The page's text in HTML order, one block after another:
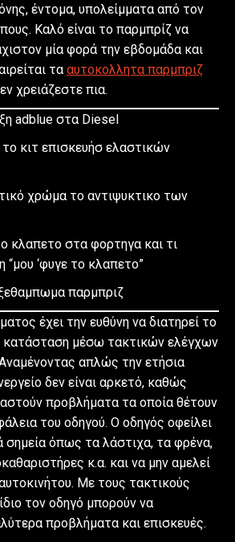
έντομα, υπολείμματα από τον
Καλό είναι το παρμπρίζ να
μία φορά την εβδομάδα και
τααυτοκολλητα παρμπριζ
χρειάζεστε πια.
adblue στα Diesel
κιτ επισκευήσ ελαστικών
χρώμα το αντιψυκτικο των
κλαπετο στα φορτηγα και τι
“μου ‘φυγε το κλαπετο”
παρμπριζ
έχει την ευθύνη να διατηρεί το
κατάσταση μέσω τακτικών ελέγχων
απλώς την ετήσια
δεν είναι αρκετό, καθώς
προβλήματα τα οποία θέτουν
του οδηγού. Ο οδηγός οφείλει
σημεία όπως τα λάστιχα, τα φρένα,
κ.α. και να μην αμελεί
Με τους τακτικούς
τον οδηγό μπορούν να
προβλήματα και επισκευές.